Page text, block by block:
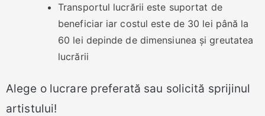
Transportul lucrării este suportat de
beneficiar iar costul este de 30 lei până la
60 lei depinde de dimensiunea și greutatea
lucrării
Alege o lucrare preferată sau solicită sprijinul
artistului!